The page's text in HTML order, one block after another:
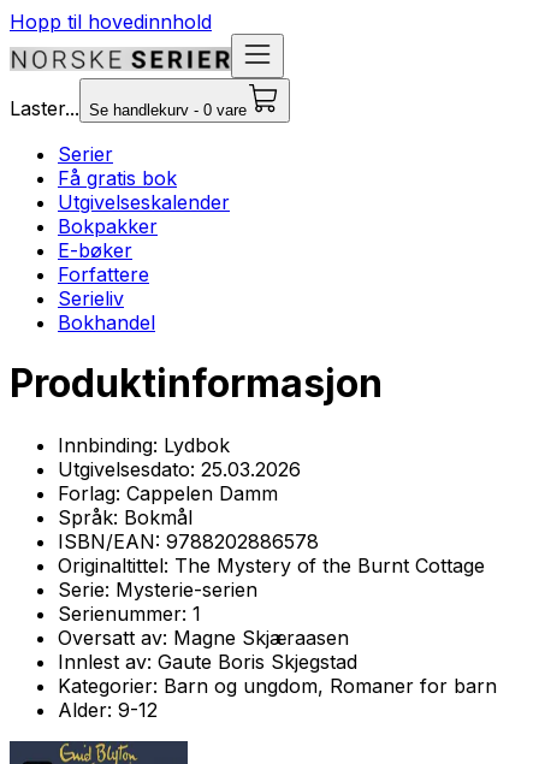
Hopp til hovedinnhold
Laster... Se handlekurv - 0 vare
Serier
Få gratis bok
Utgivelseskalender
Bokpakker
E-bøker
Forfattere
Serieliv
Bokhandel
Produktinformasjon
Innbinding: Lydbok
Utgivelsesdato: 25.03.2026
Forlag: Cappelen Damm
Språk: Bokmål
ISBN/EAN: 9788202886578
Originaltittel: The Mystery of the Burnt Cottage
Serie: Mysterie-serien
Serienummer: 1
Oversatt av: Magne Skjæraasen
Innlest av: Gaute Boris Skjegstad
Kategorier: Barn og ungdom, Romaner for barn
Alder: 9-12